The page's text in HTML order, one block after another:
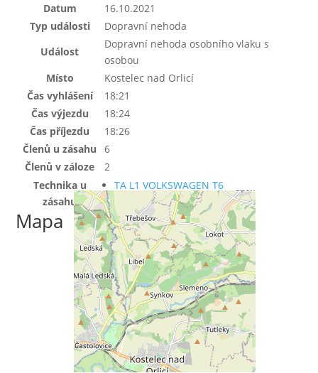
Datum
16.10.2021
Typ události
Dopravní nehoda
Událost
Dopravní nehoda osobního vlaku s
osobou
Místo
Kostelec nad Orlicí
Čas vyhlášení
18:21
Čas výjezdu
18:24
Čas příjezdu
18:26
Členů u zásahu
6
Členů v záloze
2
Technika u
zásahu
TA L1 VOLKSWAGEN T6
Mapa